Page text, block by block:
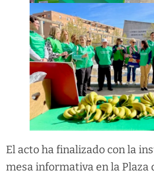
El acto ha finalizado con la
mesa informativa en la